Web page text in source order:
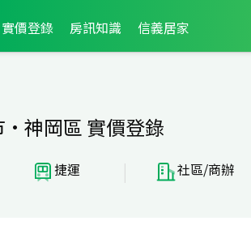
實價登錄 房訊知識 信義居家
·神岡區 實價登錄
捷運 | 社區/商辦